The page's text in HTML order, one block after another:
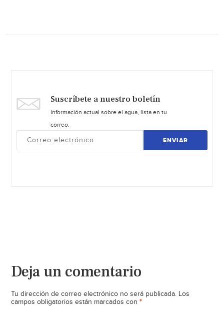
Suscríbete a nuestro boletín
Información actual sobre el agua, lista en tu
correo.
ENVIAR
Deja un comentario
Tu dirección de correo electrónico no será publicada. Los
campos obligatorios están marcados con *